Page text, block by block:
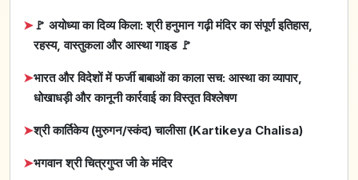
➤🚩 अयोध्या का दिव्य किला: श्री हनुमान गढ़ी मंदिर का संपूर्ण इतिहास,
रहस्य, वास्तुकला और आस्था गाइड 🚩
➤भारत और विदेशों में फर्जी बाबाओं का काला सच: आस्था का व्यापार,
धोखाधड़ी और कानूनी कार्रवाई का विस्तृत विश्लेषण
➤श्री कार्तिकेय (मुरुगन/स्कंद) चालीसा (Kartikeya Chalisa)
➤भगवान श्री चित्रगुप्त जी के मंदिर